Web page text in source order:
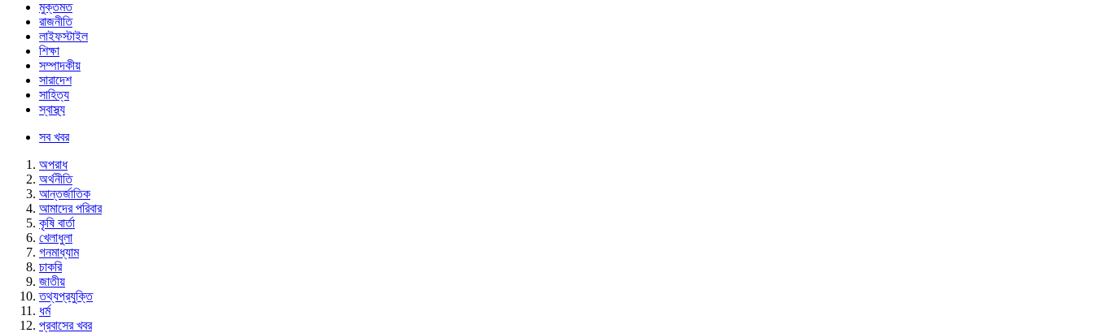
মুক্তমত
রাজনীতি
লাইফস্টাইল
শিক্ষা
সম্পাদকীয়
সারাদেশ
সাহিত্য
স্বাস্থ্য
সব খবর
অপরাধ
অর্থনীতি
আন্তর্জাতিক
আমাদের পরিবার
কৃষি বার্তা
খেলাধুলা
গনমাধ্যাম
চাকরি
জাতীয়
তথ্যপ্রযুক্তি
ধর্ম
প্রবাসের খবর